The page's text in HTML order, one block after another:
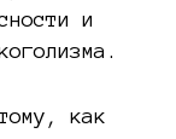
и
как